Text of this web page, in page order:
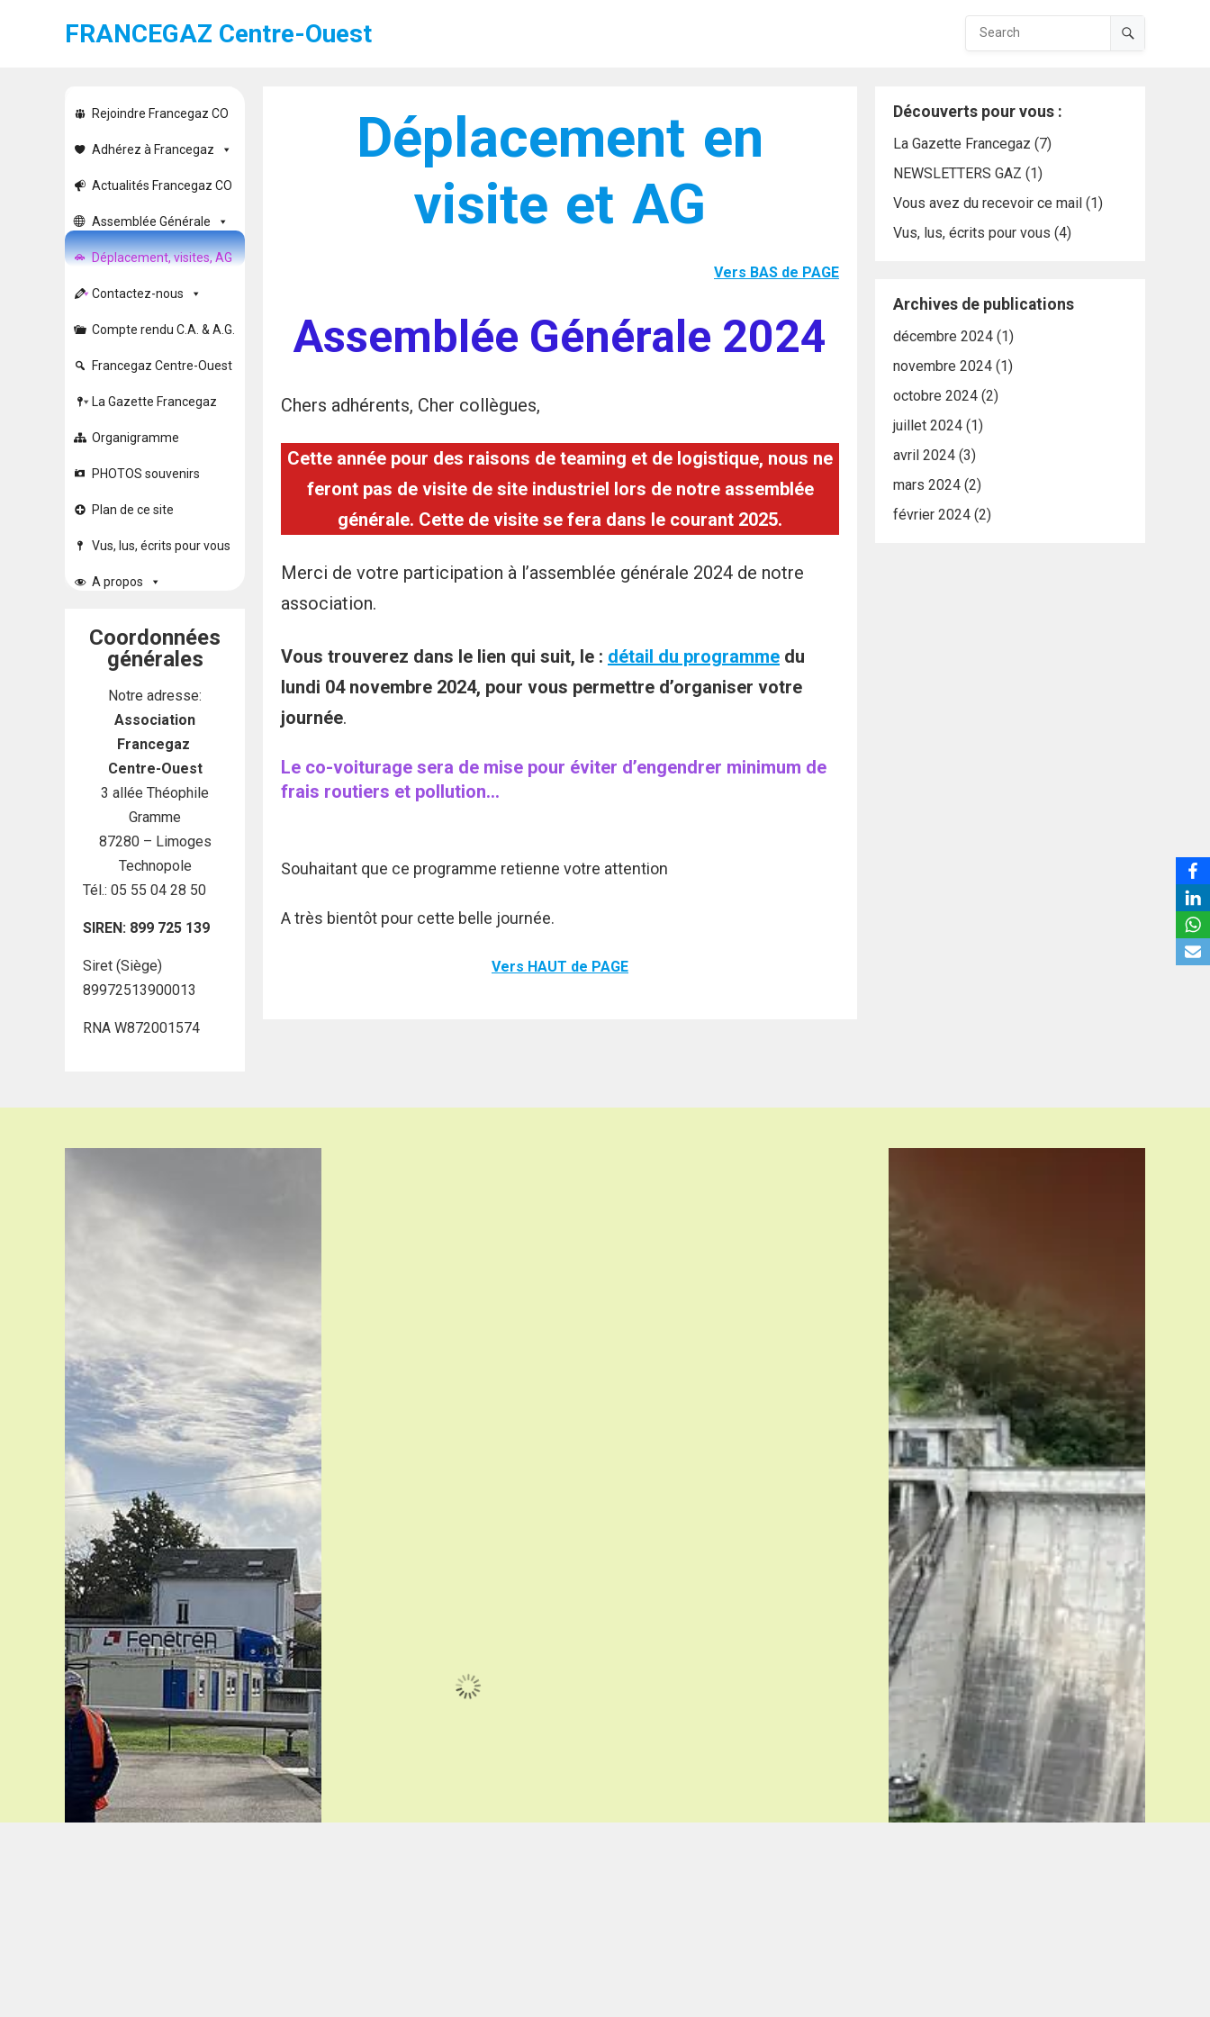
FRANCEGAZ Centre-Ouest
Rejoindre Francegaz CO
Adhérez à Francegaz
Actualités Francegaz CO
Assemblée Générale
Déplacement, visites, AG
Contactez-nous
Compte rendu C.A. & A.G.
Francegaz Centre-Ouest
La Gazette Francegaz
Organigramme
PHOTOS souvenirs
Plan de ce site
Vus, lus, écrits pour vous
A propos
Coordonnées
générales
Notre adresse:
Association
Francegaz
Centre-Ouest
3 allée Théophile
Gramme
87280 – Limoges
Technopole
Tél.: 05 55 04 28 50
SIREN: 899 725 139
Siret (Siège)
89972513900013
RNA W872001574
Déplacement en
visite et AG
Vers BAS de PAGE
Assemblée Générale 2024
Chers adhérents, Cher collègues,
Cette année pour des raisons de teaming et de logistique, nous ne
feront pas de visite de site industriel lors de notre assemblée
générale. Cette de visite se fera dans le courant 2025.
Merci de votre participation à l’assemblée générale 2024 de notre
association.
Vous trouverez dans le lien qui suit, le : détail du programme du
lundi 04 novembre 2024, pour vous permettre d’organiser votre
journée.
Le co-voiturage sera de mise pour éviter d’engendrer minimum de
frais routiers et pollution…
Souhaitant que ce programme retienne votre attention
A très bientôt pour cette belle journée.
Vers HAUT de PAGE
Découverts pour vous :
La Gazette Francegaz (7)
NEWSLETTERS GAZ (1)
Vous avez du recevoir ce mail (1)
Vus, lus, écrits pour vous (4)
Archives de publications
décembre 2024 (1)
novembre 2024 (1)
octobre 2024 (2)
juillet 2024 (1)
avril 2024 (3)
mars 2024 (2)
février 2024 (2)